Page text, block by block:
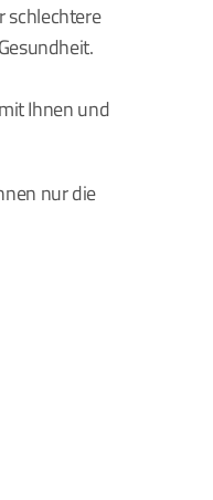
schlechtere
Ihnen und
nur die